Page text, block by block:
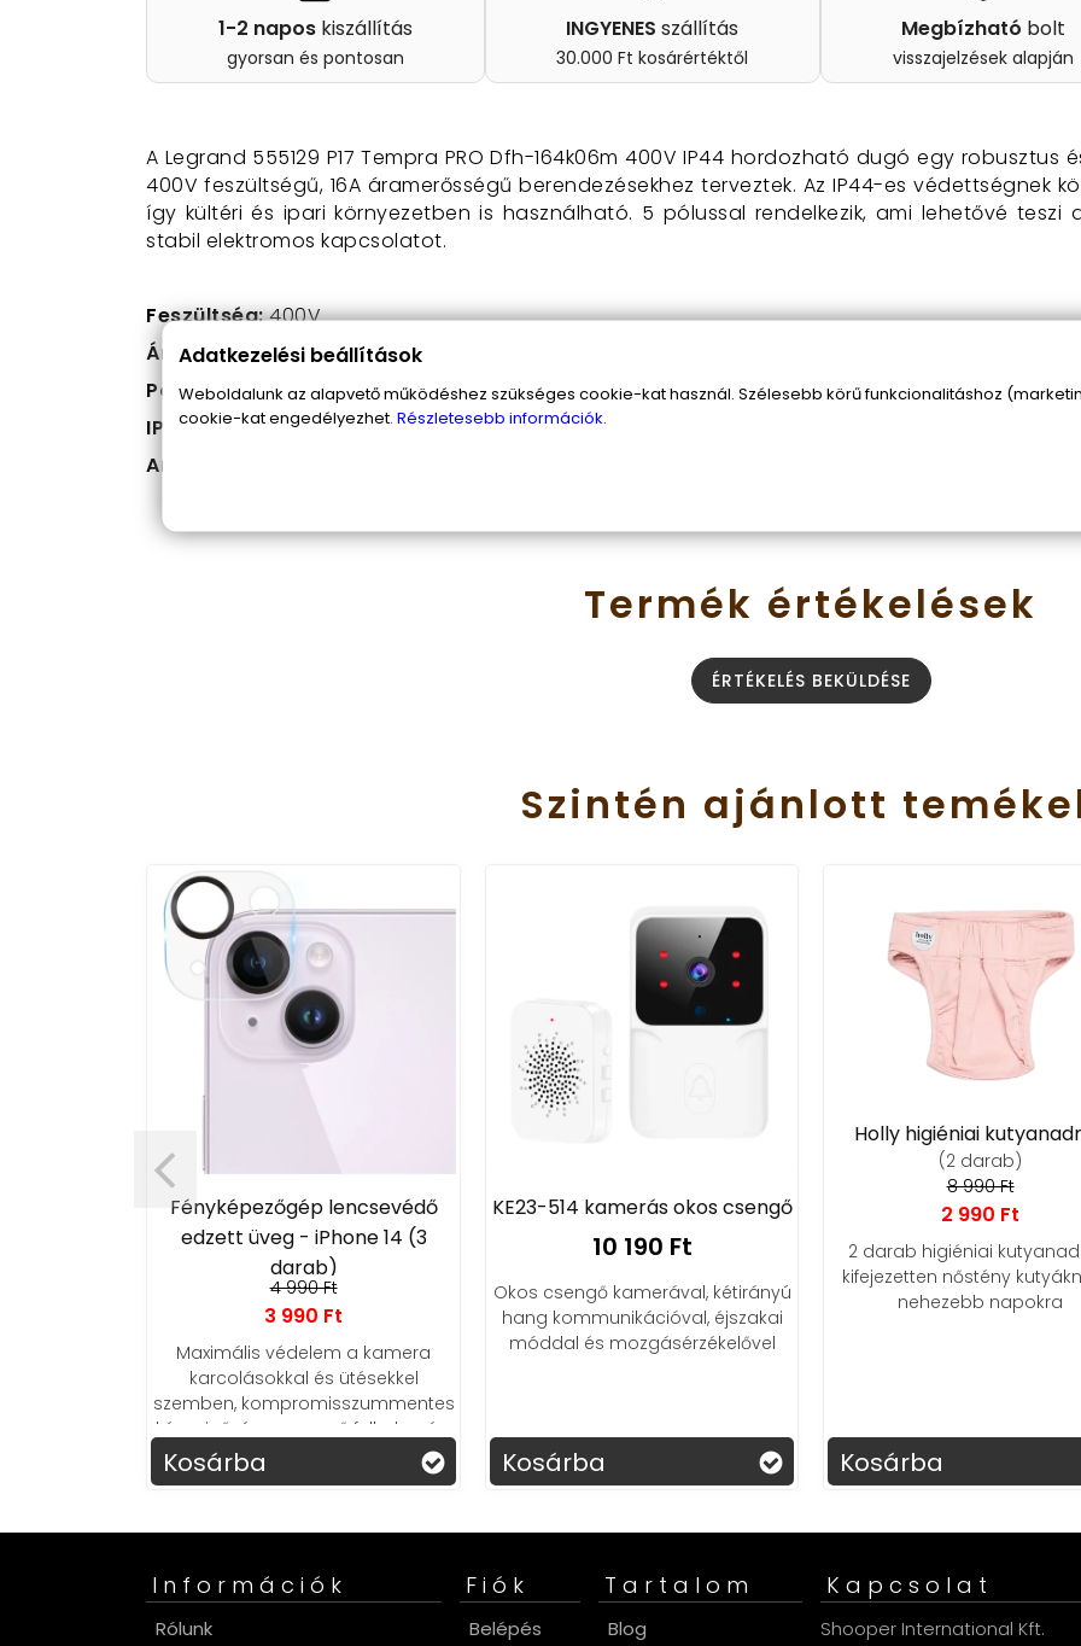
1-2 naposkiszállítás
gyorsan és pontosan
INGYENES szállítás
30.000 Ft kosárértéktől
Megbízható bolt
visszajelzések alapján
A Legrand 555129 P17 Tempra PRO Dfh-164k06m 400V IP44 hordozható dugó egy
400V feszültségű, 16A áramerősségű berendezésekhez terveztek. Az IP44-es védettségnek
így kültéri és ipari környezetben is használható. 5 pólussal rendelkezik, ami lehetővé
stabil elektromos kapcsolatot.
Feszültség:400V
Áramerősség:16A
Pólusszám:5 (3 fázis + nulla + föld)
IP44 védelem: por és fröccsenő víz ellen védett
Anyaga:
Termék értékelések
ÉRTÉKELÉS BEKÜLDÉSE
Szintén ajánlott
Fényképezőgép lencsevédő
edzett üveg - iPhone 14 (3
darab)
4 990 Ft
3 990 Ft
Maximális védelem a kamera
karcolásokkal és ütésekkel
szemben, kompromisszummentes
képminőség, egyszerű felhelyezés.
Kamera védő üveg
Kosárba
KE23-514 kamerás okos csengő
10 190 Ft
Okos csengő kamerával, kétirányú
hang kommunikációval, éjszakai
móddal és mozgásérzékelővel
Kosárba
Holly higiéniai
(2 darab)
8 990 Ft
2 990 Ft
2 darab higiéniai
kifejezetten nőstény
nehezebb napokra
Kosárba
Információk
Rólunk
Fiók
Belépés
Tartalom
Blog
Kapcsolat
Shooper International Kft.
Adatkezelési beállítások
Weboldalunk az alapvető működéshez szükséges cookie-kat használ. Szélesebb körű funkcionalitáshoz
cookie-kat engedélyezhet. Részletesebb információk.